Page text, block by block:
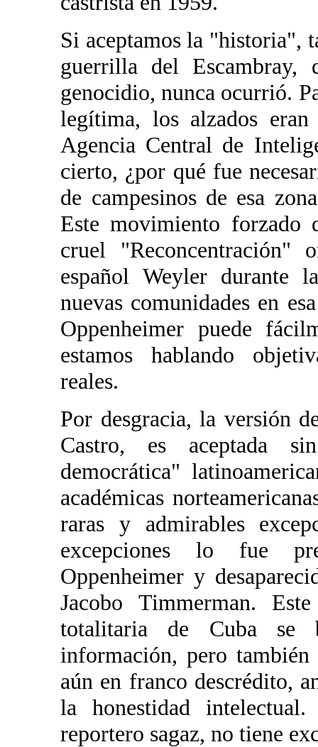
Si aceptamos la "historia",
guerrilla del Escambray,
genocidio, nunca ocurrió.
legítima, los alzados
Agencia Central de
cierto, ¿por qué fue
de campesinos de esa
Este movimiento forzado
cruel "Reconcentración"
español Weyler durante
nuevas comunidades en
Oppenheimer puede
estamos hablando
reales.
Por desgracia, la versión
Castro, es aceptada
democrática"
académicas
raras y admirables
excepciones lo fue
Oppenheimer y
Jacobo Timmerman.
totalitaria de Cuba se
información, pero
aún en franco descrédito,
la honestidad
reportero sagaz, no tiene